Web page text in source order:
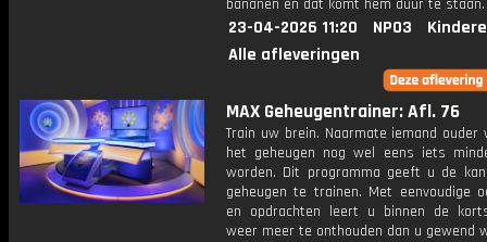
bananen en dat komt hem duur te staan.
23-04-2026 11:20 NPO3
Alle afleveringen
MAX Geheugentrainer: Afl. 76
Train uw brein. Naarmate iemand ouder
het geheugen nog wel eens iets
worden. Dit programma geeft u de
geheugen te trainen. Met eenvoudige
en opdrachten leert u binnen de
weer meer te onthouden dan u gewend